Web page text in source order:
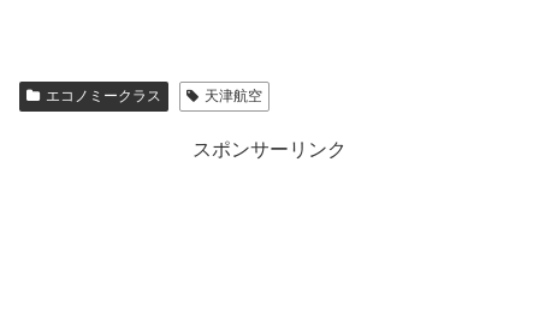
エコノミークラス 天津航空
スポンサーリンク